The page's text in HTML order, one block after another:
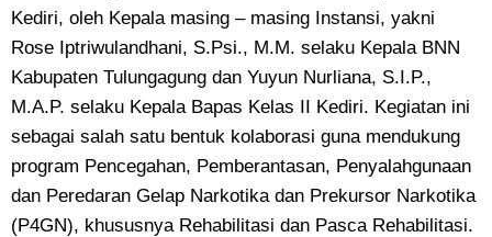
Kediri, oleh Kepala masing – masing Instansi, yakni
Rose Iptriwulandhani, S.Psi., M.M. selaku Kepala BNN
Kabupaten Tulungagung dan Yuyun Nurliana, S.I.P.,
M.A.P. selaku Kepala Bapas Kelas II Kediri. Kegiatan ini
sebagai salah satu bentuk kolaborasi guna mendukung
program Pencegahan, Pemberantasan, Penyalahgunaan
dan Peredaran Gelap Narkotika dan Prekursor Narkotika
(P4GN), khususnya Rehabilitasi dan Pasca Rehabilitasi.